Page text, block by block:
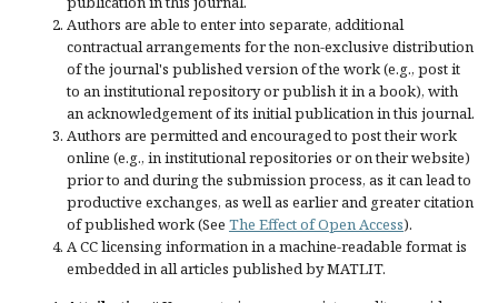
Authors are able to enter into separate, additional
contractual arrangements for the non-exclusive distribution
of the journal's published version of the work (e.g., post it
to an institutional repository or publish it in a book), with
an acknowledgement of its initial publication in this journal.
Authors are permitted and encouraged to post their work
online (e.g., in institutional repositories or on their website)
prior to and during the submission process, as it can lead to
productive exchanges, as well as earlier and greater citation
of published work (See The Effect of Open Access).
A CC licensing information in a machine-readable format is
embedded in all articles published by MATLIT.